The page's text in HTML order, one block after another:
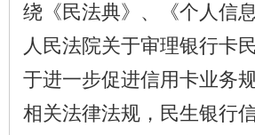
绕《民法典》、《个人信
人民法院关于审理银行卡
于进一步促进信用卡业务
相关法律法规，民生银行